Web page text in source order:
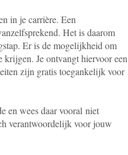
in je carrière. Een
Het is daarom
Er is de mogelijkheid om
krijgen. Je ontvangt hiervoor een
zijn gratis toegankelijk voor
en wees daar vooral niet
verantwoordelijk voor jouw